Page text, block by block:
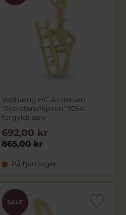
Vedhæng HC Andersen
"Skorstensfejeren" 925s.
forgyldt sølv
865,00 kr
692,00 kr
På fjernlager
SALE